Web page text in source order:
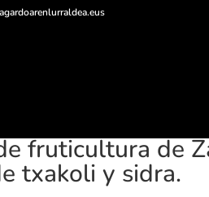
fruticultura de
txakoli y sidra.